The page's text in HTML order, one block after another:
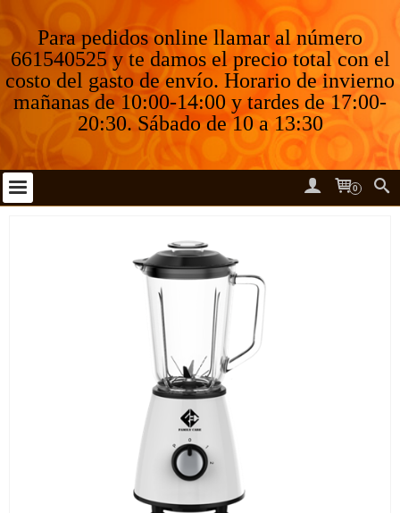
Para pedidos online llamar al número
661540525 y te damos el precio total con el
costo del gasto de envío. Horario de invierno
mañanas de 10:00-14:00 y tardes de 17:00-
20:30. Sábado de 10 a 13:30
0